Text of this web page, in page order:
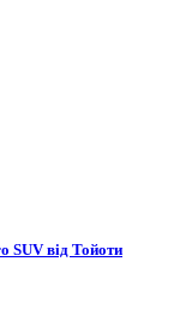
SUV від Тойоти